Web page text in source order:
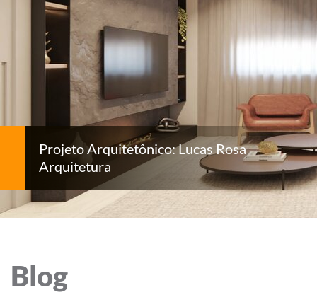
Projeto Arquitetônico: Lucas Rosa
Arquitetura
Blog